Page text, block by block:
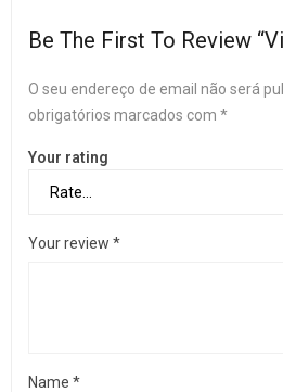
Be The First To Review
O seu endereço de email não será
obrigatórios marcados com *
Your rating
Your review *
Name *